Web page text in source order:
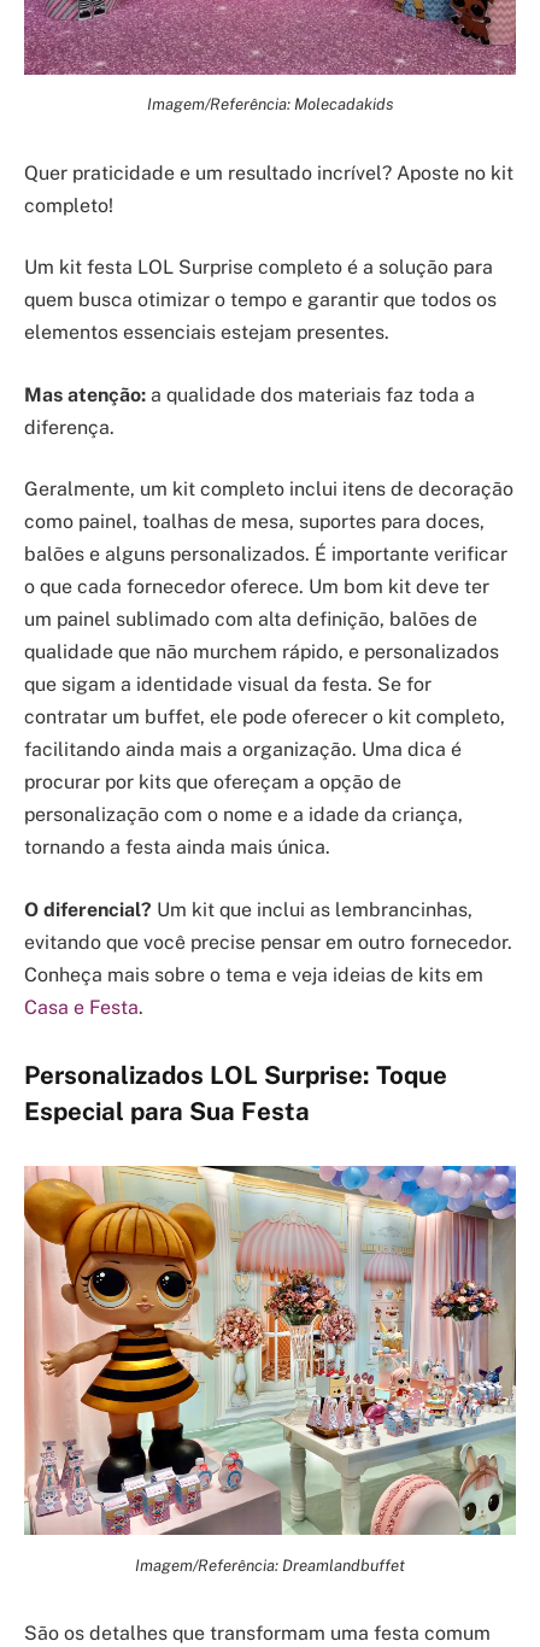
Imagem/Referência: Molecadakids
Quer praticidade e um resultado incrível? Aposte no kit
completo!
Um kit festa LOL Surprise completo é a solução para
quem busca otimizar o tempo e garantir que todos os
elementos essenciais estejam presentes.
Mas atenção: a qualidade dos materiais faz toda a
diferença.
Geralmente, um kit completo inclui itens de decoração
como painel, toalhas de mesa, suportes para doces,
balões e alguns personalizados. É importante verificar
o que cada fornecedor oferece. Um bom kit deve ter
um painel sublimado com alta definição, balões de
qualidade que não murchem rápido, e personalizados
que sigam a identidade visual da festa. Se for
contratar um buffet, ele pode oferecer o kit completo,
facilitando ainda mais a organização. Uma dica é
procurar por kits que ofereçam a opção de
personalização com o nome e a idade da criança,
tornando a festa ainda mais única.
O diferencial? Um kit que inclui as lembrancinhas,
evitando que você precise pensar em outro fornecedor.
Conheça mais sobre o tema e veja ideias de kits em
Casa e Festa.
Personalizados LOL Surprise: Toque
Especial para Sua Festa
Imagem/Referência: Dreamlandbuffet
São os detalhes que transformam uma festa comum